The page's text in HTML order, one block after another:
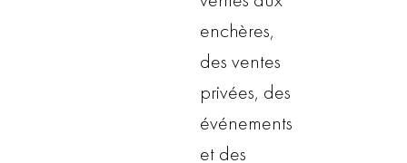
enchères,
des ventes
privées, des
événements
et des